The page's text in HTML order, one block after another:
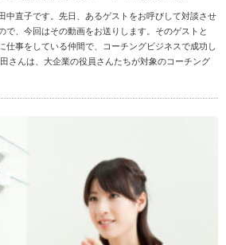
中直子です。先日、あるゲストをお呼びして対談させ
で、今回はその動画をお送りします。そのゲストと
仕事をしている仲間で、コーチングビジネスで成功し
さんは、大企業の役員さんたちが対象のコーチング